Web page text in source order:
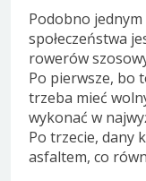
Podobno
społeczeństwa
rowerów
Po pierwsze, bo
trzeba mieć
wykonać w
Po trzecie, dany
asfaltem, co